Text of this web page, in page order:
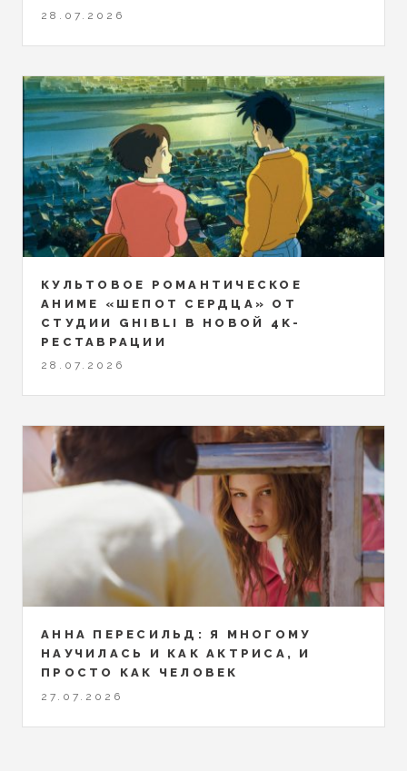
28.07.2026
КУЛЬТОВОЕ РОМАНТИЧЕСКОЕ
АНИМЕ «ШЕПОТ СЕРДЦА» ОТ
СТУДИИ GHIBLI В НОВОЙ 4K-
РЕСТАВРАЦИИ
28.07.2026
АННА ПЕРЕСИЛЬД: Я МНОГОМУ
НАУЧИЛАСЬ И КАК АКТРИСА, И
ПРОСТО КАК ЧЕЛОВЕК
27.07.2026